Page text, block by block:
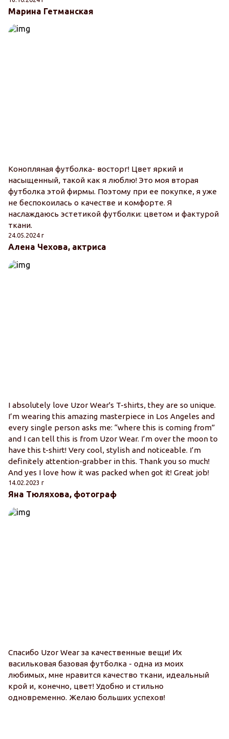
Марина Гетманская
Конопляная футболка- восторг! Цвет яркий и
насыщенный, такой как я люблю! Это моя вторая
футболка этой фирмы. Поэтому при ее покупке, я уже
не беспокоилась о качестве и комфорте. Я
наслаждаюсь эстетикой футболки: цветом и фактурой
ткани.
24.05.2024 г
Алена Чехова, актриса
I absolutely love Uzor Wear's T-shirts, they are so unique.
I’m wearing this amazing masterpiece in Los Angeles and
every single person asks me: “where this is coming from”
and I can tell this is from Uzor Wear. I’m over the moon to
have this t-shirt! Very cool, stylish and noticeable. I’m
definitely attention-grabber in this. Thank you so much!
And yes I love how it was packed when got it! Great job!
14.02.2023 г
Яна Тюляхова, фотограф
Спасибо Uzor Wear за качественные вещи! Их
васильковая базовая футболка - одна из моих
любимых, мне нравится качество ткани, идеальный
крой и, конечно, цвет! Удобно и стильно
одновременно. Желаю больших успехов!